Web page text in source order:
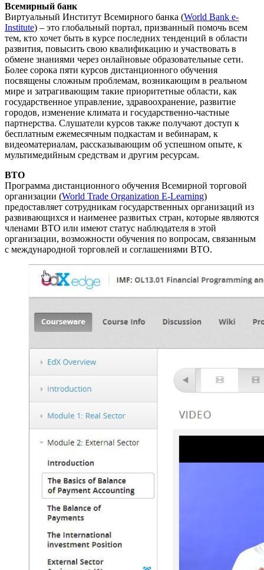
Всемирный банк
Виртуальный Институт Всемирного банка (World Bank e-
Institute) – это глобальный портал, призванный помочь всем
тем, кто хочет быть в курсе последних тенденций в области
развития, повысить свою квалификацию и участвовать в
обмене знаниями через онлайновые образовательные сети.
Более сорока пяти курсов дистанционного обучения
посвящены сложным проблемам, возникающим в реальном
мире и затрагивающим такие приоритетные области, как
государственное управление, здравоохранение, развитие
городов, изменение климата и государственно-частные
партнерства. Слушатели курсов также получают доступ к
бесплатным ежемесячным подкастам и вебинарам, к
видеоматериалам, рассказывающим об успешном опыте, к
мультимедийным средствам и другим ресурсам.
ВТО
Программа дистанционного обучения Всемирной торговой
организации (World Trade Organization E-Learning)
предоставляет сотрудникам государственных организаций из
развивающихся и наименее развитых стран, которые являются
членами ВТО или имеют статус наблюдателя в этой
организации, возможности обучения по вопросам, связанным
с международной торговлей и соглашениями ВТО.